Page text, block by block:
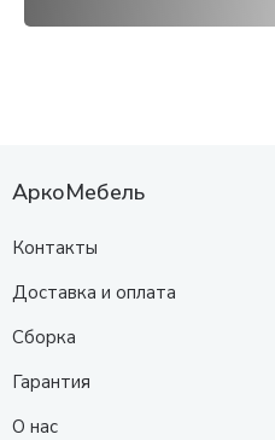
АркоМебель
Контакты
Доставка и оплата
Сборка
Гарантия
О нас